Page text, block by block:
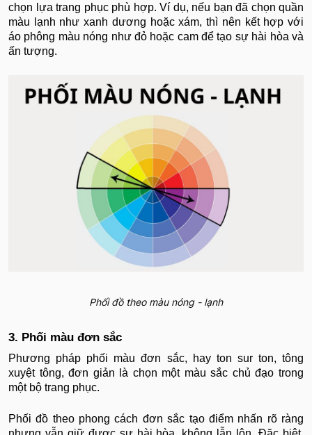
chọn lựa trang phục phù hợp. Ví dụ, nếu bạn đã chọn quần
màu lạnh như xanh dương hoặc xám, thì nên kết hợp với
áo phông màu nóng như đỏ hoặc cam để tạo sự hài hòa và
ấn tượng.
Phối đồ theo màu nóng - lạnh
3. Phối màu đơn sắc
Phương pháp phối màu đơn sắc, hay ton sur ton, tông
xuyệt tông, đơn giản là chọn một màu sắc chủ đạo trong
một bộ trang phục.
Phối đồ theo phong cách đơn sắc tạo điểm nhấn rõ ràng